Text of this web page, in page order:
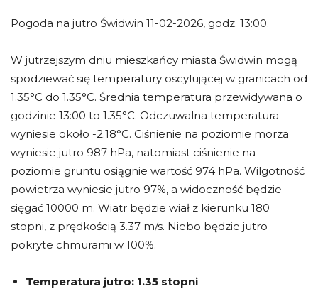
Pogoda na jutro Świdwin 11-02-2026, godz. 13:00.
W jutrzejszym dniu mieszkańcy miasta Świdwin mogą
spodziewać się temperatury oscylującej w granicach od
1.35°C do 1.35°C. Średnia temperatura przewidywana o
godzinie 13:00 to 1.35°C. Odczuwalna temperatura
wyniesie około -2.18°C. Ciśnienie na poziomie morza
wyniesie jutro 987 hPa, natomiast ciśnienie na
poziomie gruntu osiągnie wartość 974 hPa. Wilgotność
powietrza wyniesie jutro 97%, a widoczność będzie
sięgać 10000 m. Wiatr będzie wiał z kierunku 180
stopni, z prędkością 3.37 m/s. Niebo będzie jutro
pokryte chmurami w 100%.
Temperatura jutro: 1.35 stopni